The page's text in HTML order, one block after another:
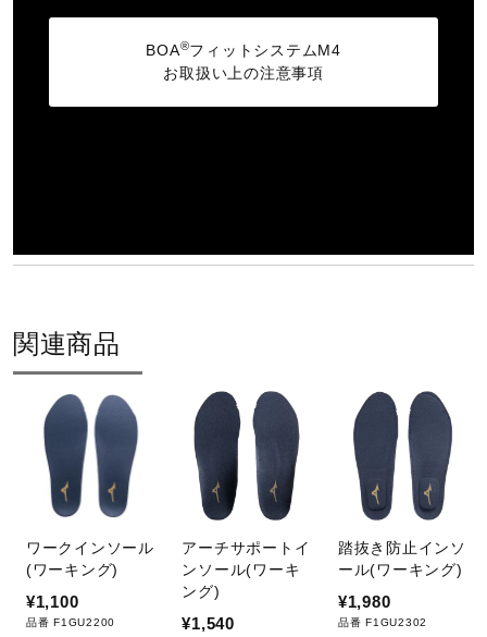
BOA®フィットシステムM4
お取扱い上の注意事項
関連商品
ワークインソール
(ワーキング)
¥1,100
品番 F1GU2200
アーチサポートイ
ンソール(ワーキ
ング)
¥1,540
踏抜き防止インソ
ール(ワーキング)
¥1,980
品番 F1GU2302